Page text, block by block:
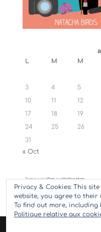
L M M
3
4 5
10
11 12
17
18 19
24
25 26
31
« Oct
RetrouvezYlansurHellocoton
Privacy & Cookies: This
website, you agree to their
To find out more, including
Politique relative aux